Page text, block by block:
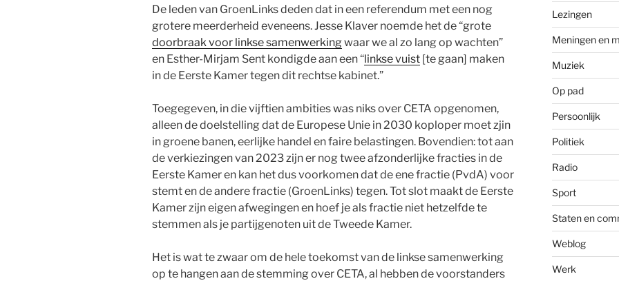
De leden van GroenLinks deden dat in een referendum met een nog
grotere meerderheid eveneens. Jesse Klaver noemde het de “grote
doorbraak voor linkse samenwerkingwaar we al zo lang op wachten”
en Esther-Mirjam Sent kondigde aan een “linkse vuist [te gaan] maken
in de Eerste Kamer tegen dit rechtse kabinet.”
Toegegeven, in die vijftien ambities was niks over CETA opgenomen,
alleen de doelstelling dat de Europese Unie in 2030 koploper moet zjin
in groene banen, eerlijke handel en faire belastingen. Bovendien: tot aan
de verkiezingen van 2023 zijn er nog twee afzonderlijke fracties in de
Eerste Kamer en kan het dus voorkomen dat de ene fractie (PvdA) voor
stemt en de andere fractie (GroenLinks) tegen. Tot slot maakt de Eerste
Kamer zijn eigen afwegingen en hoef je als fractie niet hetzelfde te
stemmen als je partijgenoten uit de Tweede Kamer.
Het is wat te zwaar om de hele toekomst van de linkse samenwerking
op te hangen aan de stemming over CETA, al hebben de voorstanders
Lezingen
Meningen en
Muziek
Op pad
Persoonlijk
Politiek
Radio
Sport
Staten en
Weblog
Werk